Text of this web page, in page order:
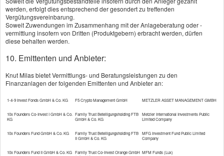
Vergleich und Angebot
Tierhalterhaftpflicht
Vorname, Name: *
Geburts­datum:
werden, erfolgt dies entsprechend der gesondert zu treffenden
Vergütungsvereinbarung.
Soweit Zuwendungen im Zusammenhang mit der Anlageberatung oder -
vermittlung insofern von Dritten (Produktgebern) erbracht werden, dürfen
diese behalten werden.
10. Emittenten und Anbieter:
Knut Milas bietet Vermittlungs- und Beratungsleistungen zu den
Finanzanlagen der folgenden Emittenten und Anbieter an:
1-4-9 Invest Fonds GmbH & Co. KG F5 Crypto Management GmbH METZLER ASSET MANAGEMENT GMBH
10x Founders Co-Invest I GmbH & Co.
KG
Family Trust Beteiligungsholding FTB
GmbH & Co. KG
Metzler International Investments Public
Limited Company
10x Founders Fund GmbH & Co. KG
Family Trust Beteiligungsholding FTB
II GmbH & Co. KG
MFG Investment Fund Public Limited
Company
10x Founders Fund II GmbH & Co. KG Family Trust Co-Invest Orange GmbH MFM Funds (Lux)